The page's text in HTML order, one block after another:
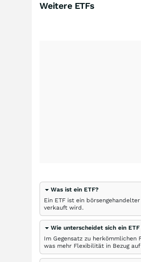
Weitere ETFs
Was ist ein ETF?
Ein ETF ist ein
verkauft wird.
Wie unterscheidet sich ein
Im Gegensatz zu herkömmlichen
was mehr Flexibilität in Bezug